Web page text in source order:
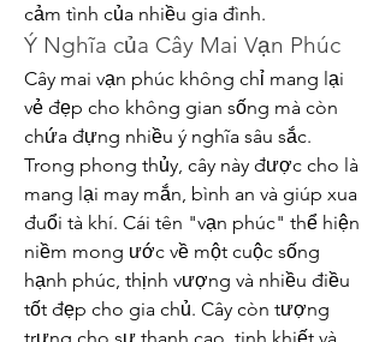
cảm tình của nhiều gia đình.
Ý Nghĩa của Cây Mai Vạn Phúc
Cây mai vạn phúc không chỉ mang lại
vẻ đẹp cho không gian sống mà còn
chứa đựng nhiều ý nghĩa sâu sắc.
Trong phong thủy, cây này được cho là
mang lại may mắn, bình an và giúp xua
đuổi tà khí. Cái tên "vạn phúc" thể hiện
niềm mong ước về một cuộc sống
hạnh phúc, thịnh vượng và nhiều điều
tốt đẹp cho gia chủ. Cây còn tượng